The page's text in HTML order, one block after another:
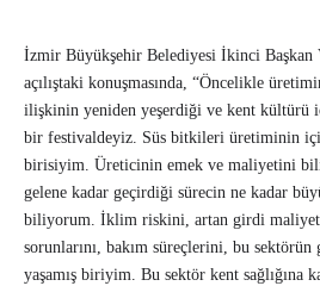
İzmir Büyükşehir Belediyesi İkinci
açılıştaki konuşmasında, “Öncelikle
ilişkinin yeniden yeşerdiği ve kent kültürü
bir festivaldeyiz. Süs bitkileri üretiminin
birisiyim. Üreticinin emek ve maliyetini
gelene kadar geçirdiği sürecin ne kadar
biliyorum. İklim riskini, artan girdi
sorunlarını, bakım süreçlerini, bu
yaşamış biriyim. Bu sektör kent sağlığına